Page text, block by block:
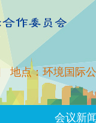
地点：环境国际
会议新